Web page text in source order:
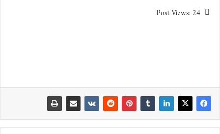
Post Views:24